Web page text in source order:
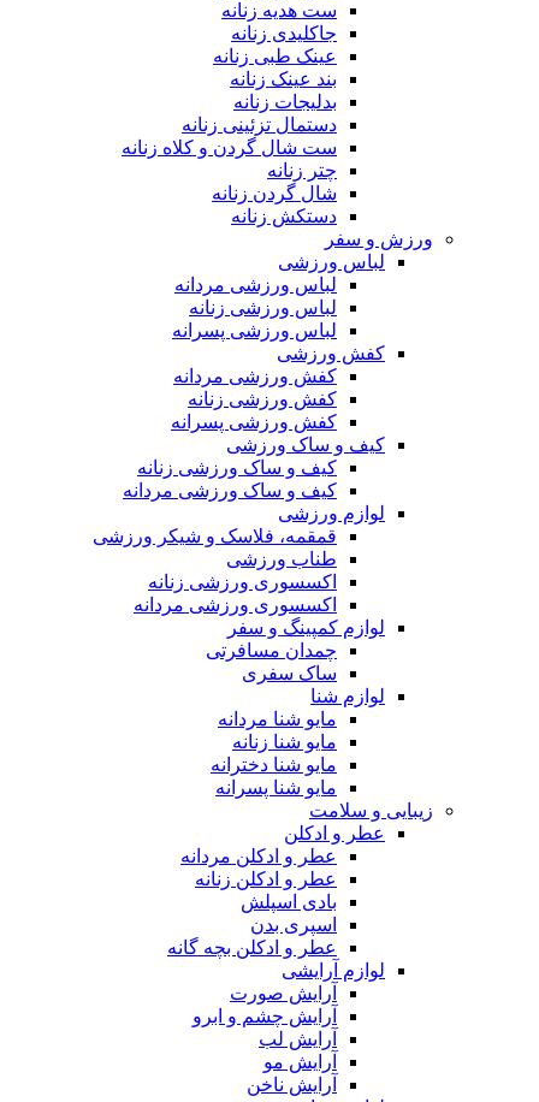
ست هدیه زنانه
جاکلیدی زنانه
عینک طبی زنانه
بند عینک زنانه
بدلیجات زنانه
دستمال تزئینی زنانه
ست شال گردن و کلاه زنانه
چتر زنانه
شال گردن زنانه
دستکش زنانه
ورزش و سفر
لباس ورزشی
لباس ورزشی مردانه
لباس ورزشی زنانه
لباس ورزشی پسرانه
کفش ورزشی
کفش ورزشی مردانه
کفش ورزشی زنانه
کفش ورزشی پسرانه
کیف و ساک ورزشی
کیف و ساک ورزشی زنانه
کیف و ساک ورزشی مردانه
لوازم ورزشی
قمقمه، فلاسک و شیکر ورزشی
طناب ورزشی
اکسسوری ورزشی زنانه
اکسسوری ورزشی مردانه
لوازم کمپینگ و سفر
چمدان مسافرتی
ساک سفری
لوازم شنا
مایو شنا مردانه
مایو شنا زنانه
مایو شنا دخترانه
مایو شنا پسرانه
زیبایی و سلامت
عطر و ادکلن
عطر و ادکلن مردانه
عطر و ادکلن زنانه
بادی اسپلش
اسپری بدن
عطر و ادکلن بچه گانه
لوازم آرایشی
آرایش صورت
آرایش چشم و ابرو
آرایش لب
آرایش مو
آرایش ناخن